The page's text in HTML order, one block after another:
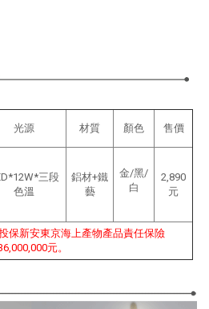
光源 材質 顏色 售價
三段
色溫
鋁材+鐵
藝
金/黑/
白
2,890
元
保新安東京海上產物產品責任保險
元。